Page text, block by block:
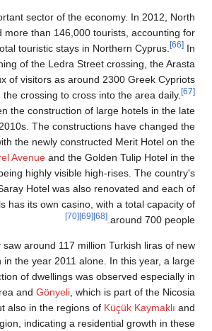
Tourism is an important sector of the
Nicosia hosted more than
13.8% of the total touristic stays
2008, after the opening of the Ledra
area saw an influx of visitors as
and tourists used the crossing to
The city has seen the construction
2000s and early 2010s. The
city's skyline, with the newly
Bedrettin Demirel Avenue and the
Dereboyuregion being highly visible
oldest hotel, the Saray Hotel was
the three hotels has its own
The city saw around 117
construction in the year 2011
amount of construction of dwellings
the Hamitköy area and Gönyeli
urban area, but also in the
Aydemetregion, indicating a